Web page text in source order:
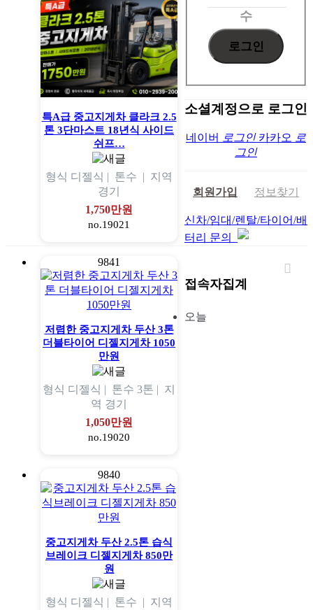
특A급 중고지게차 클라크 2.5
톤 3단마스트 18년식 사이드
쉬프…
형식 디젤식 | 톤수 | 지역
경기
1,750만원
no.19021
9841
저렴한 중고지게차 두산 3톤
더블타이어 디젤지게차 1050
만원
형식 디젤식 | 톤수 3톤 | 지
역 경기
1,050만원
no.19020
9840
중고지게차 두산 2.5톤 습식
브레이크 디젤지게차 850만
원
형식 디젤식 | 톤수 | 지역
수
소셜계정으로 로그인
네이버 로그인 카카오 로
그인
회원가입 정보찾기
신차/임대/렌탈/타이어/배
터리 문의
접속자집계
오늘